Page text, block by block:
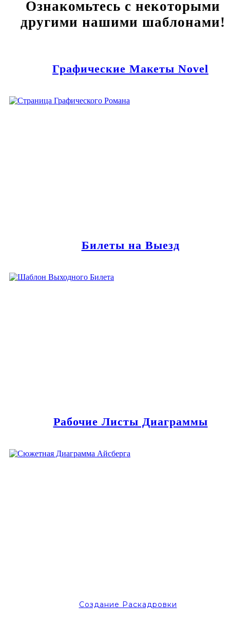
Ознакомьтесь с некоторыми
другими нашими шаблонами!
Графические Макеты Novel
Билеты на Выезд
Рабочие Листы Диаграммы
Создание Раскадровки